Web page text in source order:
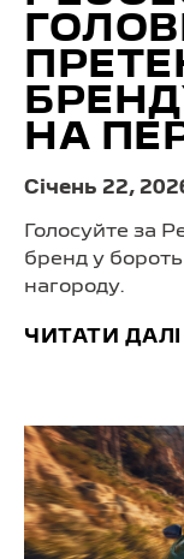
НА
Cічень 22,
Голосуйте за
бренд у
нагороду.
ЧИТАТИ ДАЛІ